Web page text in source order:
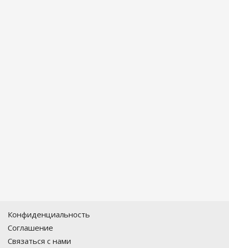
Конфиденциальность
Соглашение
Связаться с нами